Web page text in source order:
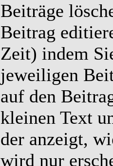
Beiträge
Beitrag
Zeit) indem
jeweiligen
auf den
kleinen Text
der anzeigt,
wird nur